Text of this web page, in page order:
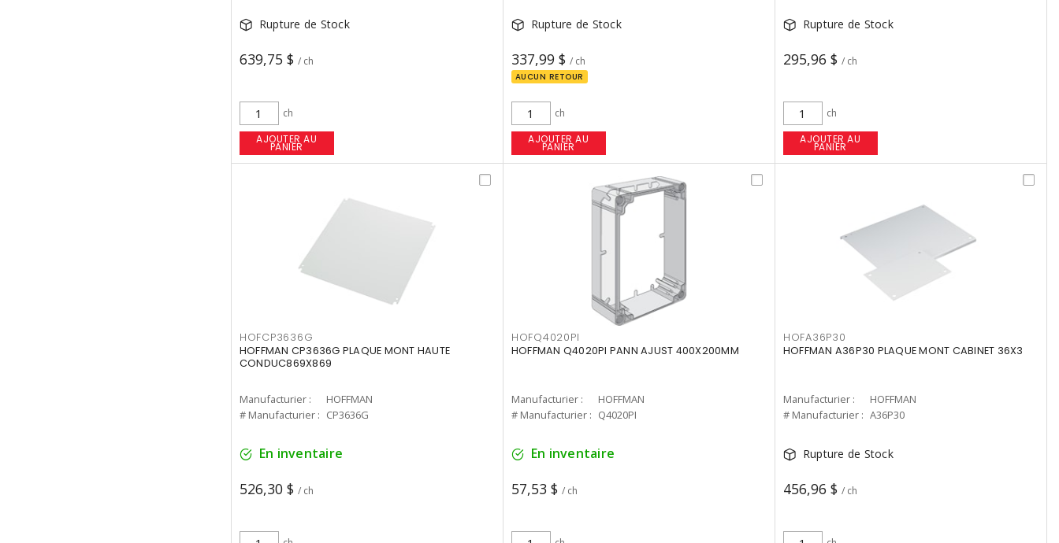
Rupture de Stock
639,75 $ / ch
ch
AJOUTER AU
PANIER
Rupture de Stock
337,99 $ / ch
AUCUN RETOUR
ch
AJOUTER AU
PANIER
Rupture de Stock
295,96 $ / ch
ch
AJOUTER AU
PANIER
HOFCP3636G
HOFFMAN CP3636G PLAQUE MONT HAUTE
CONDUC869X869
Manufacturier :
HOFFMAN
# Manufacturier : CP3636G
En inventaire
526,30 $ / ch
HOFQ4020PI
HOFFMAN Q4020PI PANN AJUST 400X200MM
Manufacturier :
HOFFMAN
# Manufacturier : Q4020PI
En inventaire
57,53 $ / ch
HOFA36P30
HOFFMAN A36P30 PLAQUE MONT CABINET 36X3
Manufacturier :
HOFFMAN
# Manufacturier : A36P30
Rupture de Stock
456,96 $ / ch